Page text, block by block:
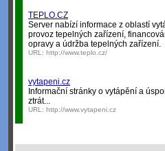
TEPLO.CZ
Server nabízí informace z oblastí
provoz tepelných zařízení,
opravy a údržba tepelných zařízení.
URL: http://www.teplo.cz/
vytapeni.cz
Informační stránky o vytápění a
ztrát...
URL: http://www.vytapeni.cz